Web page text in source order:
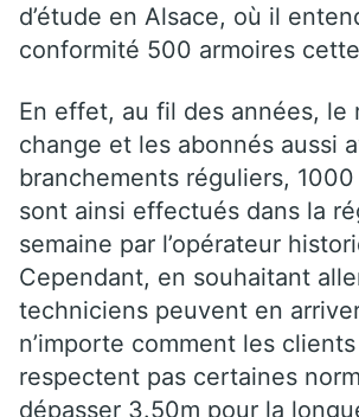
d’étude en Alsace, où il
conformité 500 armoires
En effet, au fil des années, le
change et les abonnés aussi
branchements réguliers,
sont ainsi effectués dans la
semaine par l’opérateur
Cependant, en souhaitant
techniciens peuvent en
n’importe comment les
respectent pas certaines
dépasser 3.50m pour la